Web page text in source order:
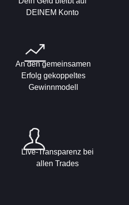
DEINEM Konto
An den gemeinsamen
Erfolg gekoppeltes
Gewinnmodell
Live-Transparenz bei
allen Trades